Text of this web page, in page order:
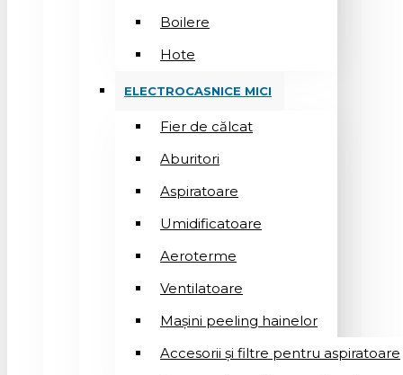
Boilere
Hote
ELECTROCASNICE MICI
Fier de călcat
Aburitori
Aspiratoare
Umidificatoare
Aeroterme
Ventilatoare
Mașini peeling hainelor
Accesorii și filtre pentru aspiratoare